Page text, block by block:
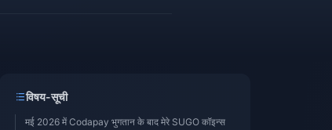
विषय-सूची
मई 2026 में Codapay भुगतान के बाद मेरे SUGO कॉइन्स